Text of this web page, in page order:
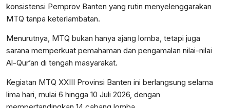
konsistensi Pemprov Banten yang rutin menyelenggarakan
MTQ tanpa keterlambatan.
Menurutnya, MTQ bukan hanya ajang lomba, tetapi juga
sarana memperkuat pemahaman dan pengamalan nilai-nilai
Al-Qur’an di tengah masyarakat.
Kegiatan MTQ XXIII Provinsi Banten ini berlangsung selama
lima hari, mulai 6 hingga 10 Juli 2026, dengan